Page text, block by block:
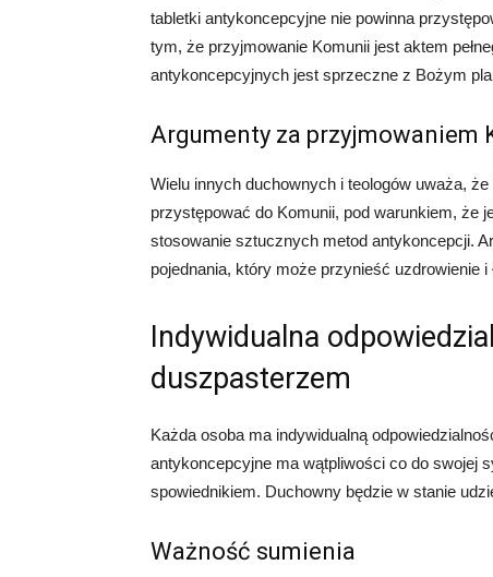
tabletki antykoncepcyjne nie powinna
tym, że przyjmowanie Komunii jest aktem
antykoncepcyjnych jest sprzeczne z Bożym
Argumenty za przyjmowaniem
Wielu innych duchownych i teologów uważa,
przystępować do Komunii, pod warunkiem, że
stosowanie sztucznych metod antykoncepcji.
pojednania, który może przynieść uzdrowienie i
Indywidualna
duszpasterzem
Każda osoba ma indywidualną
antykoncepcyjne ma wątpliwości co do swojej
spowiednikiem. Duchowny będzie w stanie
Ważność sumienia